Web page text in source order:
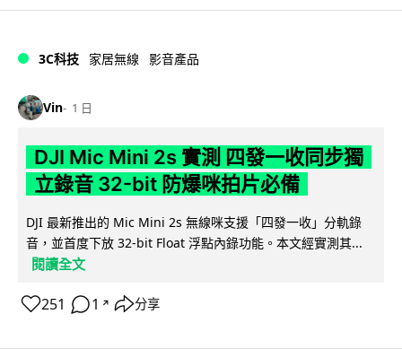
3C科技 家居無線 影音產品
Vin 1 日
DJI Mic Mini 2s 實測 四發一收同步獨
立錄音 32-bit 防爆咪拍片必備
DJI 最新推出的 Mic Mini 2s 無線咪支援「四發一收」分軌錄
音，並首度下放 32-bit Float 浮點內錄功能。本文經實測其...
閱讀全文
251 1 ↗ 分享